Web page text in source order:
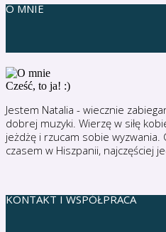
O MNIE
Cześć, to ja! :)
Jestem Natalia - wiecznie
dobrej muzyki. Wierzę w siłę
jeżdżę i rzucam sobie wyzwania.
czasem w Hiszpanii, najczęściej
KONTAKT I WSPÓŁPRACA